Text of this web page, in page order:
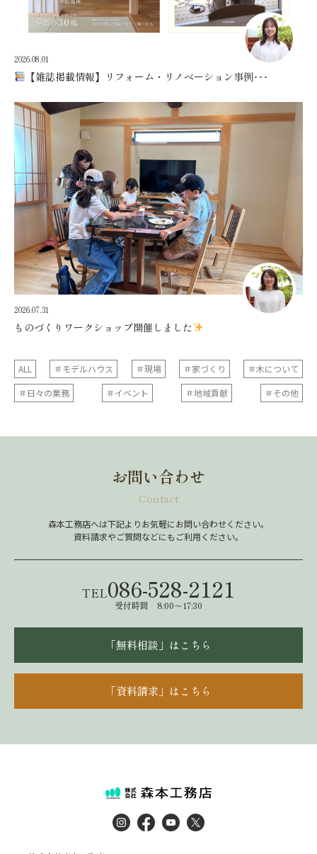
2026.08.01
【雑誌掲載情報】リフォーム・リノベーション事例･･･
2026.07.31
ものづくりワークショップ開催しました
ALL ＃モデルハウス ＃現場 ＃家づくり
＃木について
＃日々の業務
＃イベント ＃地域貢献 ＃その他
お問い合わせ
Contact
森本工務店へは下記よりお気軽にお問い合わせください。
資料請求やご質問などにもご利用ください。
TEL086-528-2121
受付時間 8:00～17:30
「無料相談」はこちら
「資料請求」はこちら